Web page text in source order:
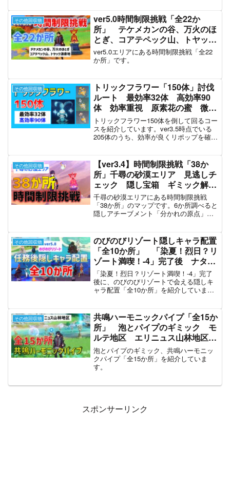
ダムで出てきます。
その他回収物
ver5.0時間制限挑戦「全22か
所」 テケメカンの谷、万火のほ
とぎ、コアテペック山、トヤック
源泉地 燼炎の冒険者・１ ナ
タ ver5.0 原神
ver5.0エリアにある時間制限挑戦「全22
か所」です。
その他回収物
トリックフラワー「150体」討伐
ルート 最効率32体 高効率90
体 効率重視 原素花の蜜 微光
花の蜜 トリックフラワーの蜜
【ver3.5攻略】 モンド 璃月
スメール 稲妻 淵下宮 原神
トリックフラワー150体を倒して回るコー
スを紹介しています。ver3.5時点でいる
205体のうち、効率が良くリポップを確認
しています。
その他回収物
【ver3.4】時間制限挑戦「38か
所」千尋の砂漠エリア 見逃しチ
ェック 隠し宝箱 ギミック解
説 【ver3.4攻略】 スメー
ル 原神 Genshin
千尋の砂漠エリアにある時間制限挑戦
「38か所」のマップです。6か所調べると
隠しアチーブメント「分かれの原点」を
その他回収物
のびのびリゾート隠しキャラ配置
「全10か所」 「染夏！烈日？リ
ゾート満喫！-4」完了後 ナタ
原神 ver5.8
「染夏！烈日？リゾート満喫！-4」完了
後に、のびのびリゾートで会える隠しキ
ャラ配置「全10か所」を紹介していま
その他回収物
共鳴ハーモニックパイプ「全15か
所」 泡とパイプのギミック モ
ルテ地区 エリニュス山林地区
ver4.2攻略 原神
泡とパイプのギミック、共鳴ハーモニッ
クパイプ「全15か所」を紹介していま
す。
スポンサーリンク